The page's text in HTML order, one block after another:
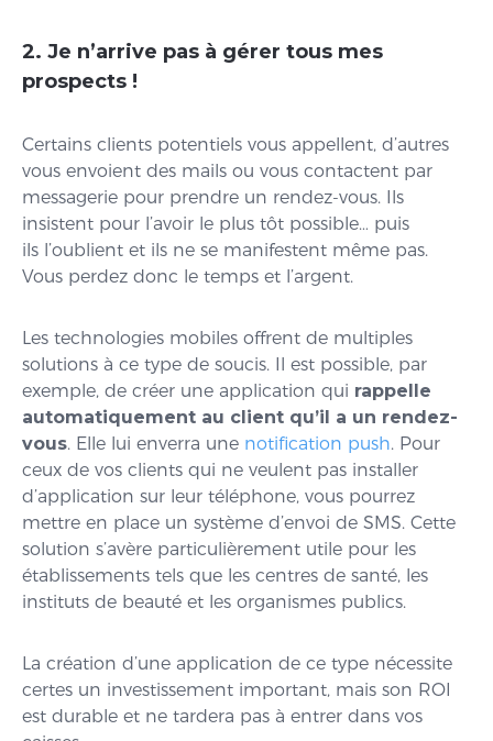
2. Je n’arrive pas à gérer tous mes
prospects !
Certains clients potentiels vous appellent, d’autres
vous envoient des mails ou vous contactent par
messagerie pour prendre un rendez-vous. Ils
insistent pour l’avoir le plus tôt possible… puis
ils l’oublient et ils ne se manifestent même pas.
Vous perdez donc le temps et l’argent.
Les technologies mobiles offrent de multiples
solutions à ce type de soucis. Il est possible, par
exemple, de créer une application qui rappelle
automatiquement au client qu’il a un rendez-
vous. Elle lui enverra une notification push. Pour
ceux de vos clients qui ne veulent pas installer
d’application sur leur téléphone, vous pourrez
mettre en place un système d’envoi de SMS. Cette
solution s’avère particulièrement utile pour les
établissements tels que les centres de santé, les
instituts de beauté et les organismes publics.
La création d’une application de ce type nécessite
certes un investissement important, mais son ROI
est durable et ne tardera pas à entrer dans vos